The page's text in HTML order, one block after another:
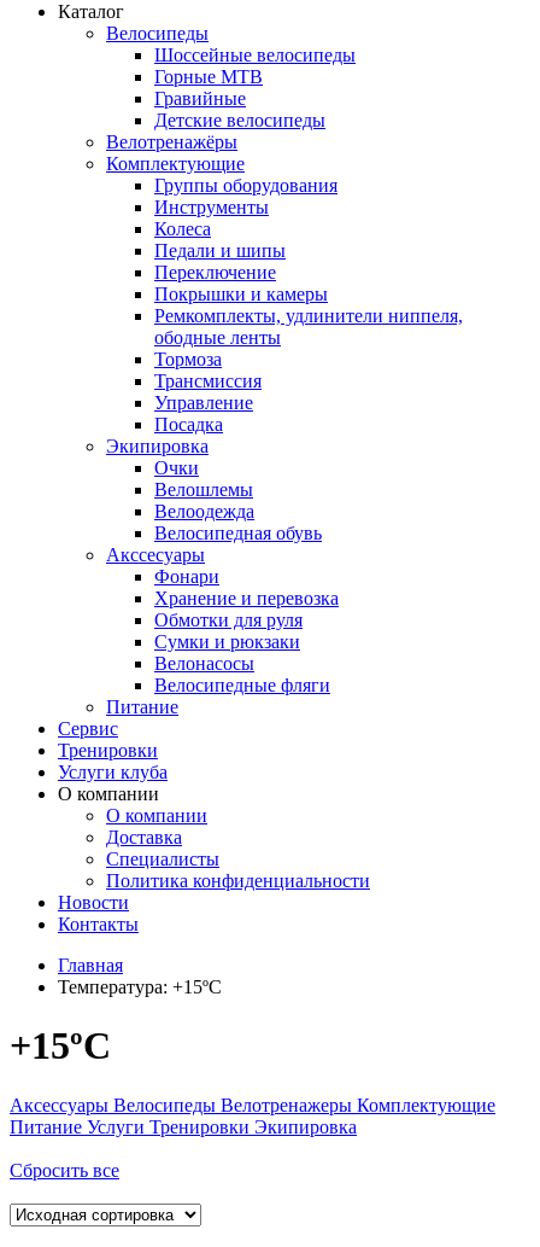
Каталог
Велосипеды
Шоссейные велосипеды
Горные МTB
Гравийные
Детские велосипеды
Велотренажёры
Комплектующие
Группы оборудования
Инструменты
Колеса
Педали и шипы
Переключение
Покрышки и камеры
Ремкомплекты, удлинители ниппеля,
ободные ленты
Тормоза
Трансмиссия
Управление
Посадка
Экипировка
Очки
Велошлемы
Велоодежда
Велосипедная обувь
Акссесуары
Фонари
Хранение и перевозка
Обмотки для руля
Сумки и рюкзаки
Велонасосы
Велосипедные фляги
Питание
Сервис
Тренировки
Услуги клуба
О компании
О компании
Доставка
Специалисты
Политика конфиденциальности
Новости
Контакты
Главная
Температура: +15ºC
+15ºC
Аксессуары Велосипеды Велотренажеры Комплектующие
Питание Услуги Тренировки Экипировка
Сбросить все